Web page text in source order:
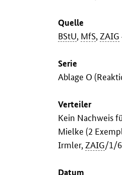
Quelle
BStU, MfS,ZAIG
Serie
Ablage O
Verteiler
Kein Nachweis
Mielke (2
Irmler,ZAIG/1/
Datum